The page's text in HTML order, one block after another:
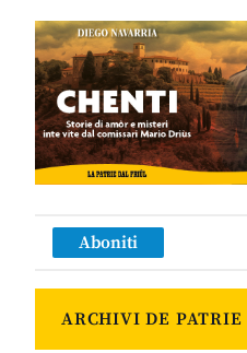
Aboniti
ARCHIVI DE PATRIE